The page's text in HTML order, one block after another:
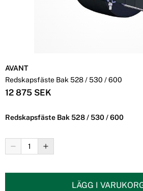
AVANT
Redskapsfäste Bak 528 / 530 / 600
12 875 SEK
Redskapsfäste Bak 528 / 530 / 600
LÄGG I